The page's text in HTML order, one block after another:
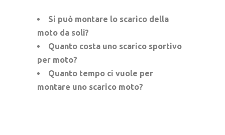
Si può montare lo scarico della
moto da soli?
Quanto costa uno scarico sportivo
per moto?
Quanto tempo ci vuole per
montare uno scarico moto?